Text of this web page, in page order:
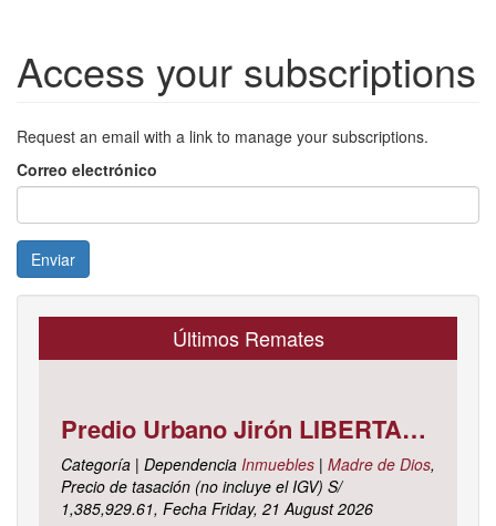
Access your subscriptions
Request an email with a link to manage your subscriptions.
Correo electrónico
Enviar
Últimos Remates
Predio Urbano Jirón LIBERTAD Mz. 5-H, Lote 23, TAMBOPATA - TAMBOPATA - MADRE DE DIOS ; cuyo dominio corre inscrito en la partida electrónica N° 07001561 del registro de propiedad inmueble de la ZONA REGISTRAL N° X, SEDE CUSCO, OFICINA REGISTRAL MADRE DE D
Categoría | Dependencia Inmuebles | Madre de Dios,
Precio de tasación (no incluye el IGV) S/
1,385,929.61, Fecha Friday, 21 August 2026